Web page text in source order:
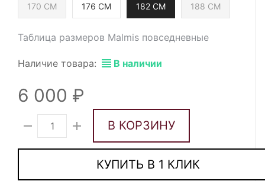
170 СМ 176 СМ 182 СМ 188 СМ
Таблица размеров Malmis повседневные
Наличие товара: В наличии
6 000
В КОРЗИНУ
КУПИТЬ В 1 КЛИК